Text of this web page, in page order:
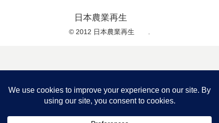
日本農業再生
© 2012 日本農業再生 .